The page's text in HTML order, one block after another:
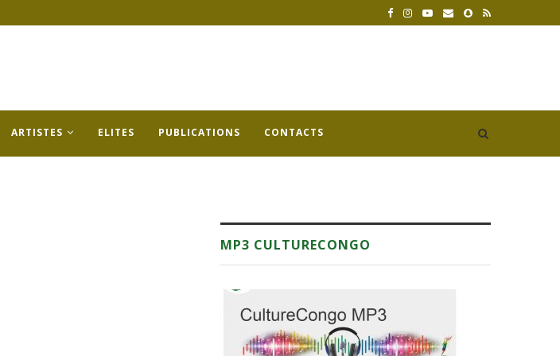
ARTISTES ELITES PUBLICATIONS CONTACTS
MP3 CULTURECONGO